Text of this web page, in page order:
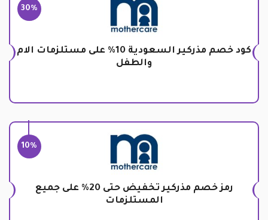
30%
كود خصم مذركير السعودية 10% على مستلزمات الام
والطفل
10%
رمز خصم مذركير تخفيض حتى 20% على جميع
المستلزمات